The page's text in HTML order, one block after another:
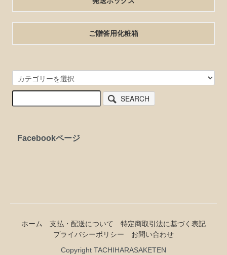
ご贈答用化粧箱
SEARCH
Facebookページ
ホーム 支払・配送について
特定商取引法に基づく表記
プライバシーポリシー
お問い合わせ
Copyright TACHIHARASAKETEN